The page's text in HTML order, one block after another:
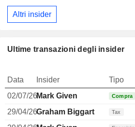
Altri insider
Ultime transazioni degli insider
Data Insider Tipo
02/07/26Mark Given Compra
29/04/26Graham Biggart Tax